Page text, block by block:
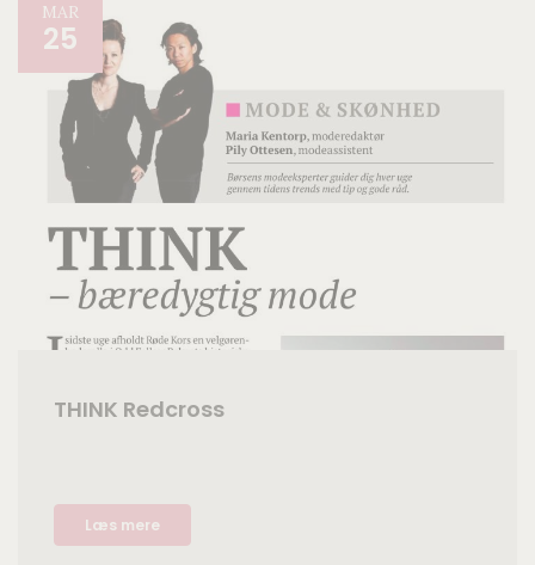
MAR
25
THINK Redcross
Læs mere